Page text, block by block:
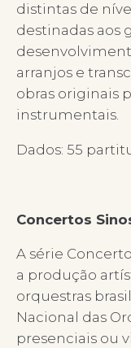
distintas de
destinadas aos
arranjos e
obras originais
instrumentais.
Dados: 55
Concertos
A série
a produção
orquestras
Nacional das
presenciais ou